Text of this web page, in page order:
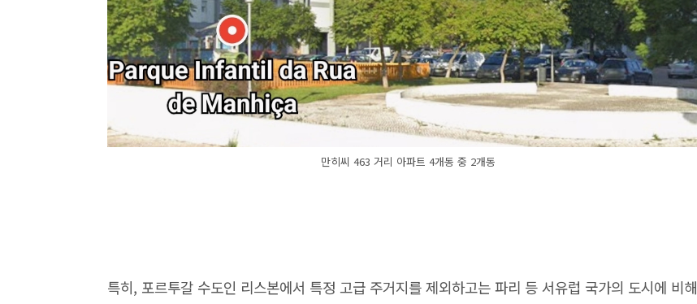
만히씨 463 거리 아파트 4개동 중 2개동
특히, 포르투갈 수도인 리스본에서 특정 고급 주거지를 제외하고는 파리 등 서유럽 국가의 도시에 비해